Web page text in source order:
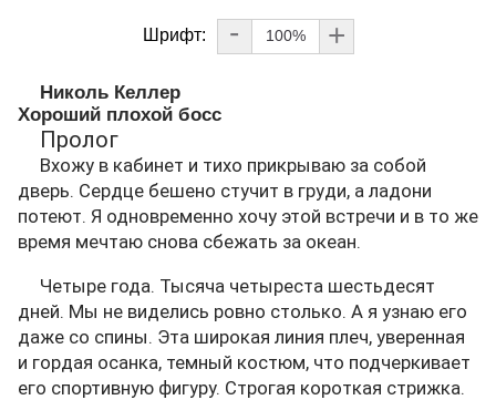
Шрифт: - 100% +
Николь Келлер
Хороший плохой босс
Пролог
Вхожу в кабинет и тихо прикрываю за собой
дверь. Сердце бешено стучит в груди, а ладони
потеют. Я одновременно хочу этой встречи и в то же
время мечтаю снова сбежать за океан.
Четыре года. Тысяча четыреста шестьдесят
дней. Мы не виделись ровно столько. А я узнаю его
даже со спины. Эта широкая линия плеч, уверенная
и гордая осанка, темный костюм, что подчеркивает
его спортивную фигуру. Строгая короткая стрижка.